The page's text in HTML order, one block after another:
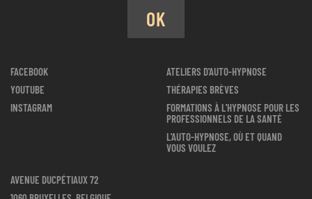
OK
FACEBOOK
YOUTUBE
INSTAGRAM
ATELIERS D'AUTO-HYPNOSE
THÉRAPIES BRÈVES
FORMATIONS À L'HYPNOSE POUR LES
PROFESSIONNELS DE LA SANTÉ
L'AUTO-HYPNOSE, OÙ ET QUAND
VOUS VOULEZ
AVENUE DUCPÉTIAUX 72